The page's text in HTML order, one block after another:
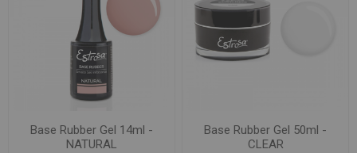
Base Rubber Gel 14ml -
NATURAL
Base Rubber Gel 50ml -
CLEAR